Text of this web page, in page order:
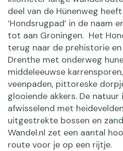
deel van de Hünenweg
‘Hondsrugpad’ in de naam
tot aan Groningen. Het
terug naar de prehistorie
Drenthe met onderweg
middeleeuwse
veenpaden, pittoreske
glooiende akkers. De
afwisselend met
uitgestrekte bossen en
Wandel.nl zet een aantal
route voor je op een rijtje.